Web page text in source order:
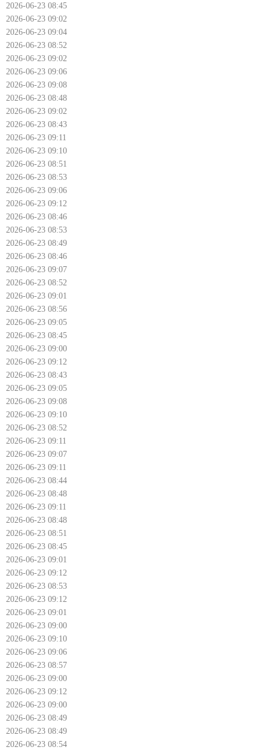
2026-06-23 08:45
2026-06-23 09:02
2026-06-23 09:04
2026-06-23 08:52
2026-06-23 09:02
2026-06-23 09:06
2026-06-23 09:08
2026-06-23 08:48
2026-06-23 09:02
2026-06-23 08:43
2026-06-23 09:11
2026-06-23 09:10
2026-06-23 08:51
2026-06-23 08:53
2026-06-23 09:06
2026-06-23 09:12
2026-06-23 08:46
2026-06-23 08:53
2026-06-23 08:49
2026-06-23 08:46
2026-06-23 09:07
2026-06-23 08:52
2026-06-23 09:01
2026-06-23 08:56
2026-06-23 09:05
2026-06-23 08:45
2026-06-23 09:00
2026-06-23 09:12
2026-06-23 08:43
2026-06-23 09:05
2026-06-23 09:08
2026-06-23 09:10
2026-06-23 08:52
2026-06-23 09:11
2026-06-23 09:07
2026-06-23 09:11
2026-06-23 08:44
2026-06-23 08:48
2026-06-23 09:11
2026-06-23 08:48
2026-06-23 08:51
2026-06-23 08:45
2026-06-23 09:01
2026-06-23 09:12
2026-06-23 08:53
2026-06-23 09:12
2026-06-23 09:01
2026-06-23 09:00
2026-06-23 09:10
2026-06-23 09:06
2026-06-23 08:57
2026-06-23 09:00
2026-06-23 09:12
2026-06-23 09:00
2026-06-23 08:49
2026-06-23 08:49
2026-06-23 08:54